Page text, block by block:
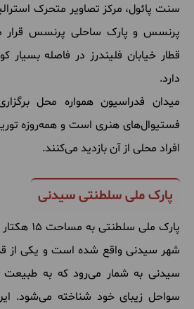
سنت پائول، مرکز تصاویر متحرک
پرنسس و پارک ساحلی پرنسس قرار
قطار خیابان فلیندرز در فاصله بسیار
دارد.
میدان فدراسیون همواره محل
فستیوالهای هنری است و همهروزه
افراد محلی از آنبازدید میکنند.
پارک ملی سلطنتی سیدنی
پارک ملی سلطنتی به مساحت هکتار
شهر سیدنی واقع شده است و یکی از
سیدنی به شمار میرود که به طبیعت
سواحل زیبای خود شناخته میشود.